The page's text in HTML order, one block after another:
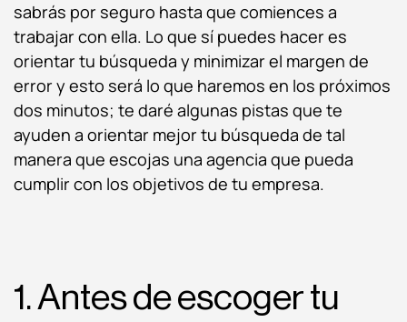
sabrás por seguro hasta que comiences a
trabajar con ella. Lo que sí puedes hacer es
orientar tu búsqueda y minimizar el margen de
error y esto será lo que haremos en los próximos
dos minutos; te daré algunas pistas que te
ayuden a orientar mejor tu búsqueda de tal
manera que escojas una agencia que pueda
cumplir con los objetivos de tu empresa.
1. Antes de escoger tu